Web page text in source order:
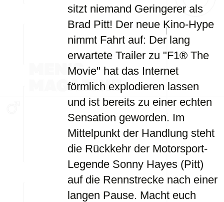
sitzt niemand Geringerer als
Brad Pitt! Der neue Kino-Hype
nimmt Fahrt auf: Der lang
erwartete Trailer zu "F1® The
Movie" hat das Internet
förmlich explodieren lassen
und ist bereits zu einer echten
Sensation geworden. Im
Mittelpunkt der Handlung steht
die Rückkehr der Motorsport-
Legende Sonny Hayes (Pitt)
auf die Rennstrecke nach einer
langen Pause. Macht euch